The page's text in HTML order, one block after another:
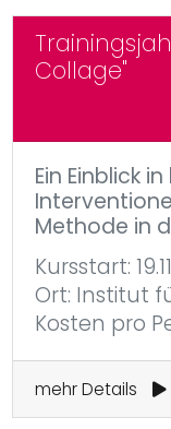
Collage"
Ein Einblick
Methode in
Kursstart:
Ort: Institut
Kosten pro
mehr Details